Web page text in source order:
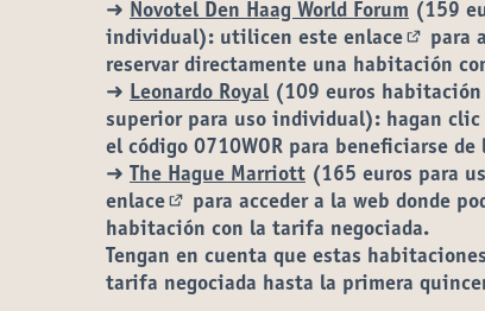
➜ Novotel Den Haag World Forum (159
individual): utilicen este enlace
(Enlace
para
reservar directamente una habitación
➜ Leonardo Royal (109 euros
superior para uso individual): hagan clic
el código 0710WOR para beneficiarse
➜ The Hague Marriott (165 euros para
enlace
(Enlace externo)
para acceder a la web donde
habitación con la tarifa negociada.
Tengan en cuenta que estas
tarifa negociada hasta la primera